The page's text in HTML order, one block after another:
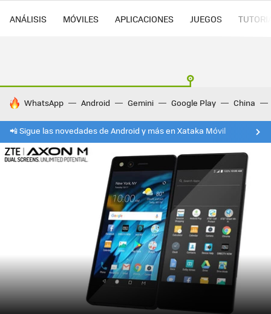
ANÁLISIS MÓVILES APLICACIONES JUEGOS
HOY SE HABLA DE
WhatsApp Android Gemini Google Play China
📲 Sigue las novedades de Android y más en Xataka Móvil